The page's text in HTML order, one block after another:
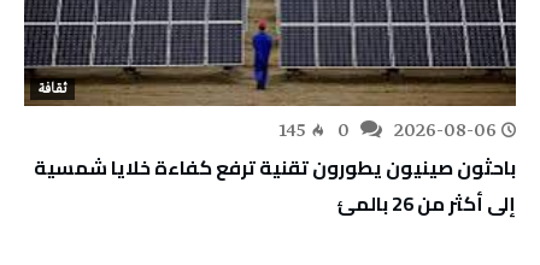
ثقافة
2026-08-06
145
باحثون صينيون يطورون تقنية ترفع كفاءة خلايا شمسية
إلى أكثر من 26 بالمئ